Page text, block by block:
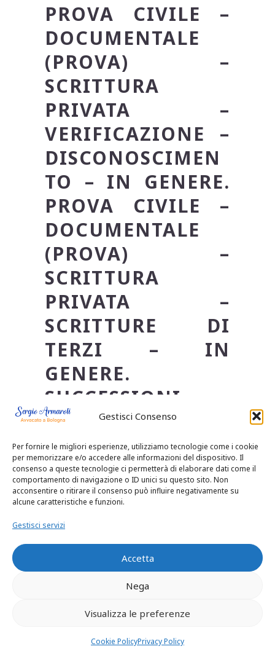
Gestisci Consenso
Per fornire le migliori esperienze, utilizziamo tecnologie come i cookie
per memorizzare e/o accedere alle informazioni del dispositivo. Il
consenso a queste tecnologie ci permetterà di elaborare dati come il
comportamento di navigazione o ID unici su questo sito. Non
acconsentire o ritirare il consenso può influire negativamente su
alcune caratteristiche e funzioni.
Gestisci servizi
Accetta
Nega
Visualizza le preferenze
Cookie PolicyPrivacy Policy
PROVA CIVILE –
DOCUMENTALE
(PROVA) –
SCRITTURA
PRIVATA –
VERIFICAZIONE –
DISCONOSCIMEN
TO – IN GENERE.
PROVA CIVILE –
DOCUMENTALE
(PROVA) –
SCRITTURA
PRIVATA –
SCRITTURE DI
TERZI – IN
GENERE.
SUCCESSIONI
“MORTIS CAUSA”
– SUCCESSIONE
TESTAMENTARIA
– FORMA DEI
TESTAMENTI –
DIFETTO DI
FORMA DEI
TESTAMENTI
ORDINARI – IN
GENERE –